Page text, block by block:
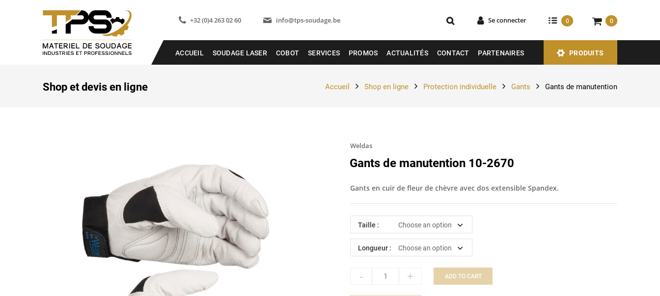
+32 (0)4 263 02 60 info@tps-soudage.be Se connecter 0 0
ACCUEIL SOUDAGE LASER COBOT SERVICES PROMOS ACTUALITÉS CONTACT PARTENAIRES PRODUITS
Shop et devis en ligne Accueil Shop en ligne Protection individuelle Gants Gants de manutention
Weldas
Gants de manutention 10-2670
Gants en cuir de fleur de chèvre avec dos extensible Spandex.
Taille :
Longueur :
- + ADD TO CART